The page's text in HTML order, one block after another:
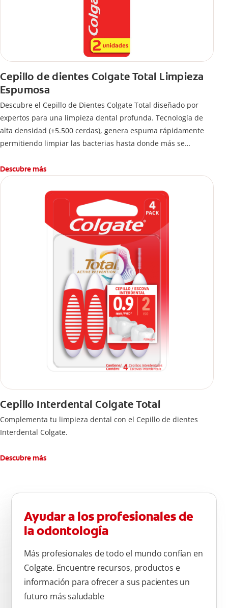
Cepillo de dientes Colgate Total Limpieza
Espumosa
Descubre el Cepillo de Dientes Colgate Total diseñado por
expertos para una limpieza dental profunda. Tecnología de
alta densidad (+5.500 cerdas), genera espuma rápidamente
permitiendo limpiar las bacterias hasta donde más se
Descubre más
Cepillo Interdental Colgate Total
Complementa tu limpieza dental con el Cepillo de dientes
Interdental Colgate.
Descubre más
Ayudar a los profesionales de
la odontología
Más profesionales de todo el mundo confían en
Colgate. Encuentre recursos, productos e
información para ofrecer a sus pacientes un
futuro más saludable